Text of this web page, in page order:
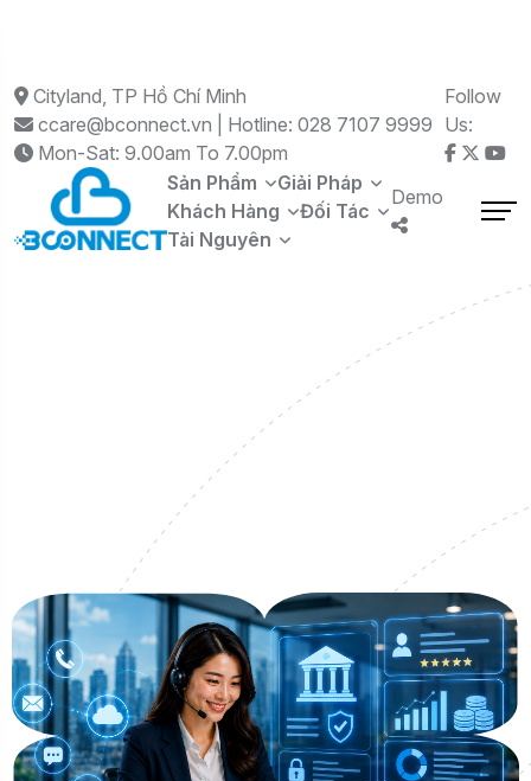
Cityland, TP Hồ Chí Minh
ccare@bconnect.vn | Hotline: 028 7107 9999
Mon-Sat: 9.00am To 7.00pm
Follow
Us:
Sản Phẩm
Giải Pháp
Khách Hàng
Đối Tác
Tài Nguyên
Demo